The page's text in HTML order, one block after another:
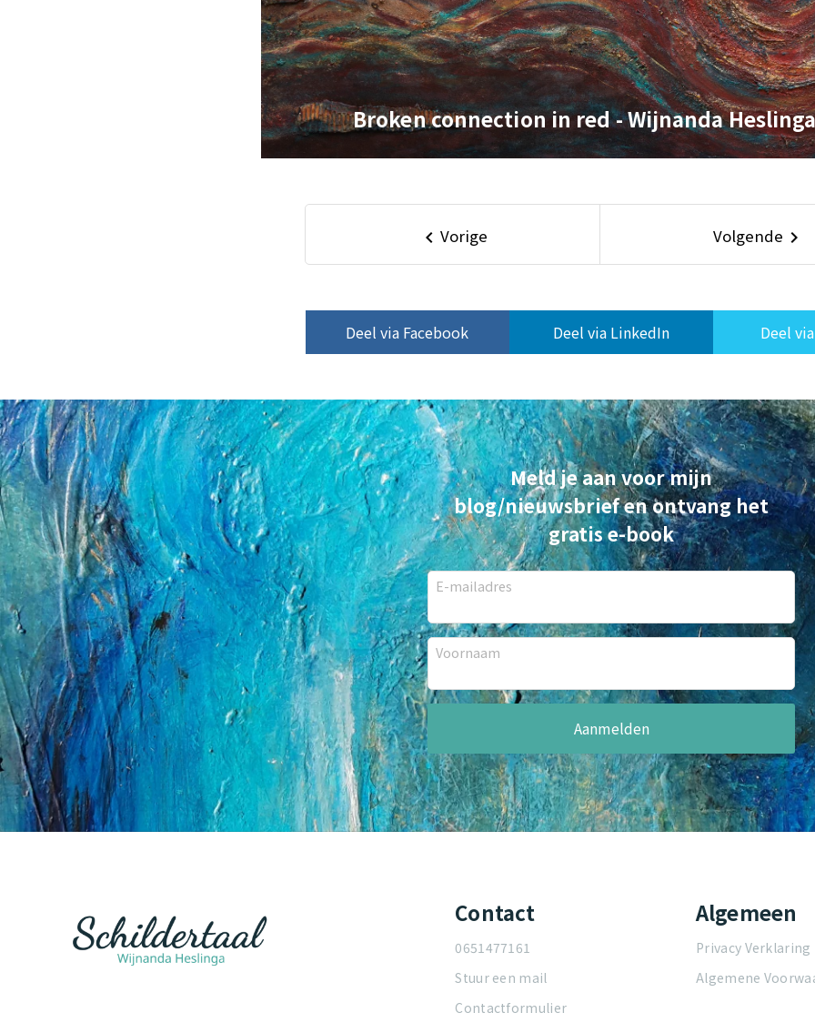
Broken connection in red - Wijnanda
keyboard_arrow_left Vorige Volgende keyboard_arrow_right
Deel via Facebook Deel via LinkedIn Deel
Meld je aan voor mijn
blog/nieuwsbrief en ontvang het
gratis e-book
E-mailadres
Voornaam
Contact
0651477161
Stuur een mail
Contactformulier
Algemeen
Privacy Verklaring
Algemene